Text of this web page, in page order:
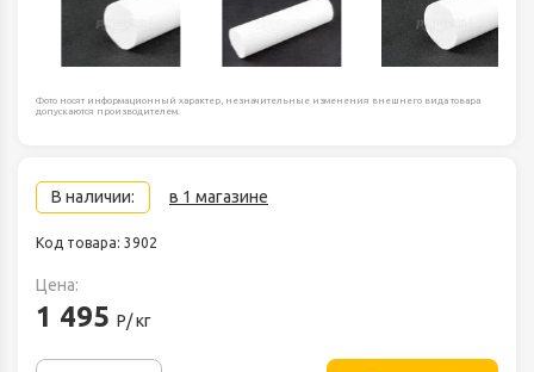
Фото носят информационный характер, незначительные изменения внешнего вида товара
допускаются производителем.
В наличии: в 1 магазине
Код товара: 3902
Цена:
1 495 Р/ кг